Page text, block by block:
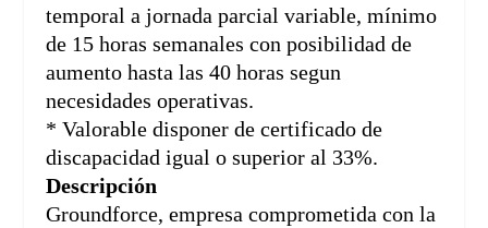
temporal a jornada parcial variable, mínimo
de 15 horas semanales con posibilidad de
aumento hasta las 40 horas segun
necesidades operativas.
* Valorable disponer de certificado de
discapacidad igual o superior al 33%.
Descripción
Groundforce, empresa comprometida con la